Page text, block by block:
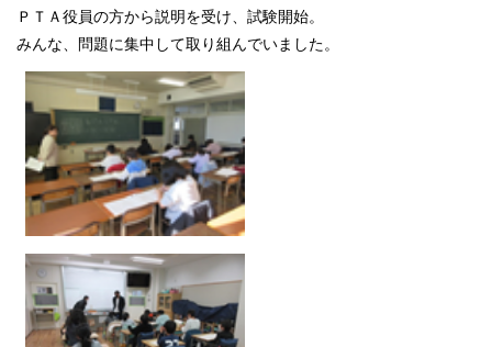
ＰＴＡ役員の方から説明を受け、試験開始。
みんな、問題に集中して取り組んでいました。